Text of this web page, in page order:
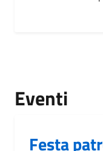
Eventi
Festa